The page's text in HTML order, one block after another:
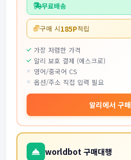
무료배송
구매 시185P적립
가장 저렴한 가격
알리 보호 결제 (에스크로)
영어/중국어 CS
옵션/주소 직접 입력 필요
알리에서 구매
worldbot 구매대행